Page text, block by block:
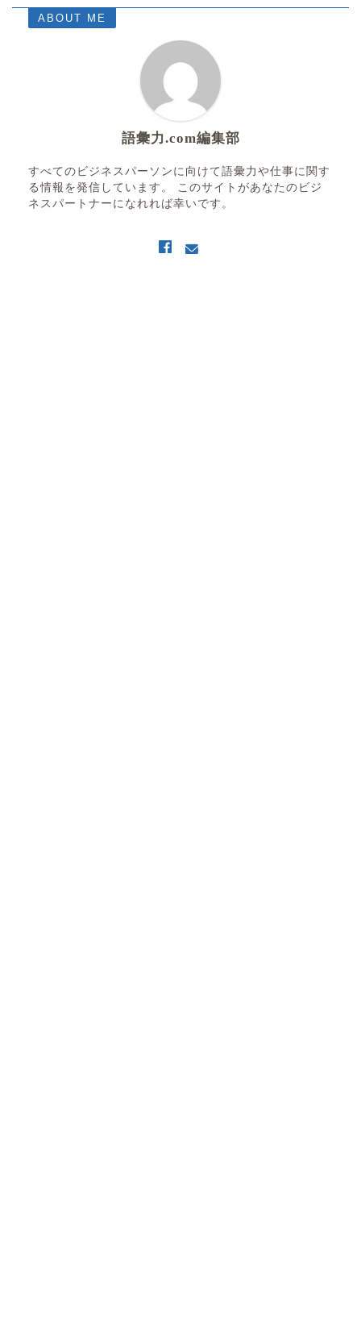
ABOUT ME
語彙力.com編集部
すべてのビジネスパーソンに向けて語彙力や仕事に関す
る情報を発信しています。 このサイトがあなたのビジ
ネスパートナーになれれば幸いです。